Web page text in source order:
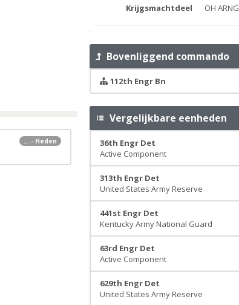
... - Heden
Krijgsmachtdeel OH ARNG
Bovenliggend commando
112th Engr Bn
Vergelijkbare eenheden
36th Engr Det
Active Component
313th Engr Det
United States Army Reserve
441st Engr Det
Kentucky Army National Guard
63rd Engr Det
Active Component
629th Engr Det
United States Army Reserve